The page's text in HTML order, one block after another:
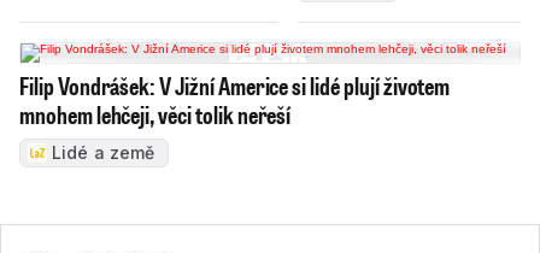
Filip Vondrášek: V Jižní Americe si lidé plují životem
mnohem lehčeji, věci tolik neřeší
Lidé a země